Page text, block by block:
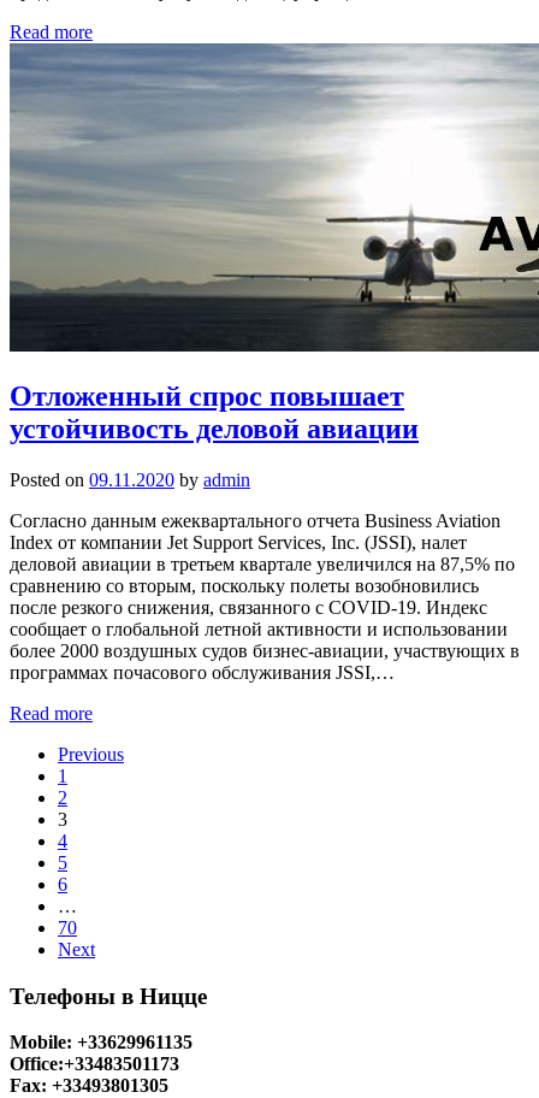
Read more
Отложенный спрос повышает
устойчивость деловой авиации
Posted on 09.11.2020 by admin
Согласно данным ежеквартального отчета Business Aviation
Index от компании Jet Support Services, Inc. (JSSI), налет
деловой авиации в третьем квартале увеличился на 87,5% по
сравнению со вторым, поскольку полеты возобновились
после резкого снижения, связанного с COVID-19. Индекс
сообщает о глобальной летной активности и использовании
более 2000 воздушных судов бизнес-авиации, участвующих в
программах почасового обслуживания JSSI,…
Read more
Previous
1
2
3
4
5
6
…
70
Next
Телефоны в Ницце
Mobile: +33629961135
Office:+33483501173
Fax: +33493801305